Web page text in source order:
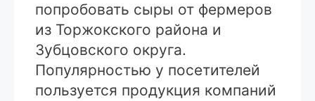
попробовать сыры от фермеров
из Торжокского района и
Зубцовского округа.
Популярностью у посетителей
пользуется продукция компаний